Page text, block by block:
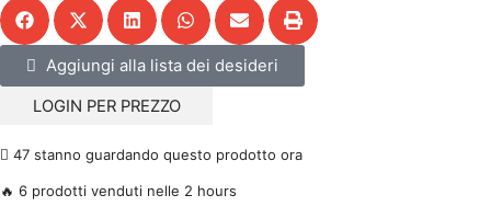
Aggiungi alla lista dei desideri
LOGIN PER PREZZO
47 stanno guardando questo prodotto ora
🔥 6 prodotti venduti nelle 2 hours